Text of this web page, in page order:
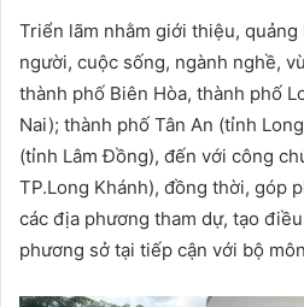
Triển lãm nhằm giới thiệu,
người, cuộc sống, ngành nghề,
thành phố Biên Hòa, thành phố
Nai); thành phố Tân An (tỉnh
(tỉnh Lâm Đồng), đến với công
TP.Long Khánh), đồng thời, góp
các địa phương tham dự, tạo
phương sở tại tiếp cận với bộ